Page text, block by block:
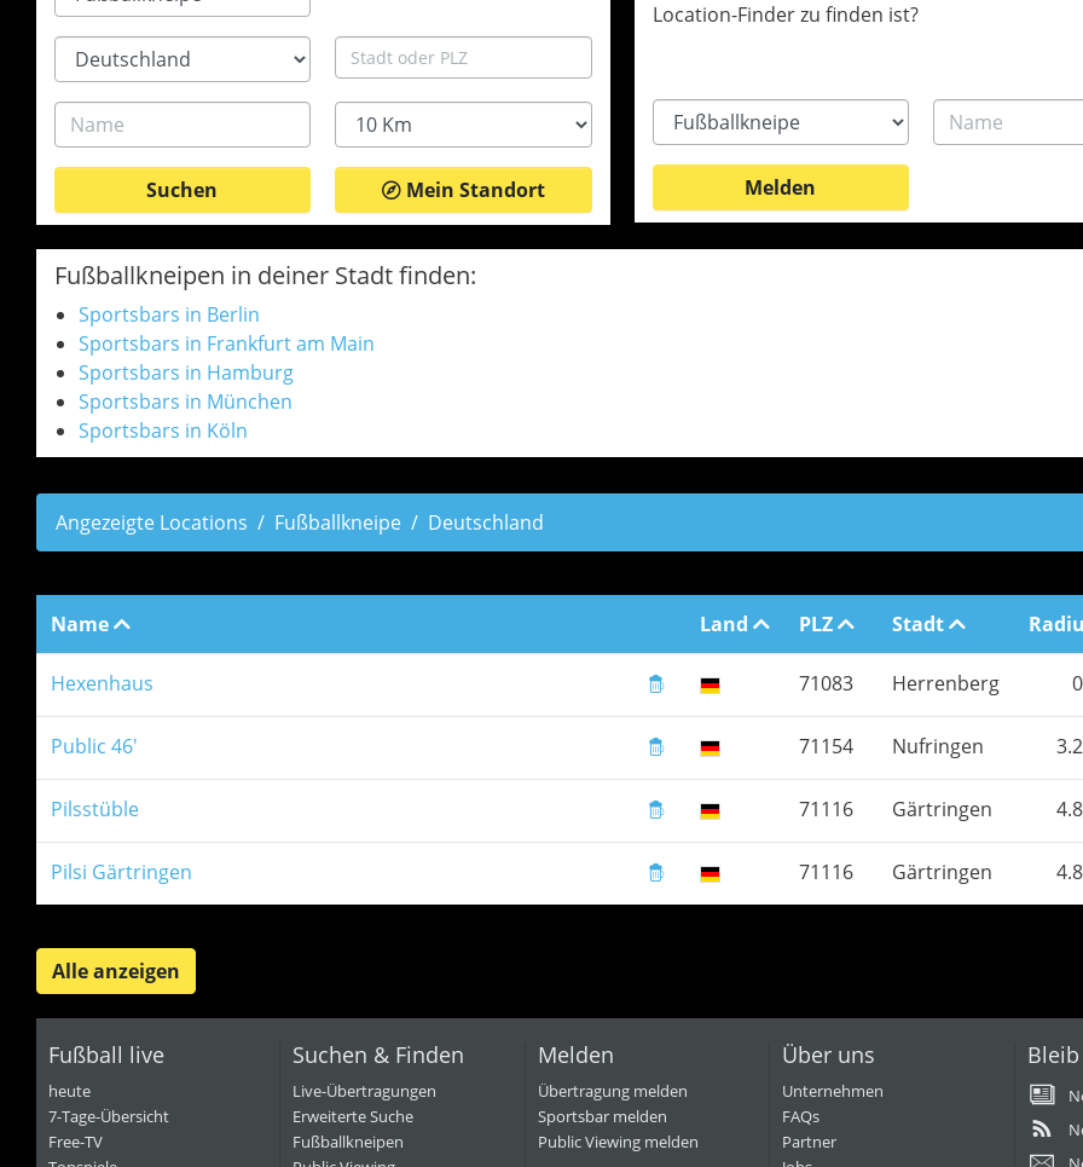
Land Stadt
Name Radius
Mein Standort
Location-Finder zu finden ist?
Type Name
Fußballkneipen in deiner Stadt finden:
Sportsbars in Berlin
Sportsbars in Frankfurt am Main
Sportsbars in Hamburg
Sportsbars in München
Sportsbars in Köln
Angezeigte Locations Fußballkneipe Deutschland
Name Land PLZ Stadt
Hexenhaus 71083 Herrenberg
Public 46' 71154 Nufringen
Pilsstüble 71116 Gärtringen
Pilsi Gärtringen 71116 Gärtringen
Alle anzeigen
Fußball live
heute
7-Tage-Übersicht
Free-TV
Suchen & Finden
Live-Übertragungen
Erweiterte Suche
Fußballkneipen
Melden
Übertragung melden
Sportsbar melden
Public Viewing melden
Über uns
Unternehmen
FAQs
Partner